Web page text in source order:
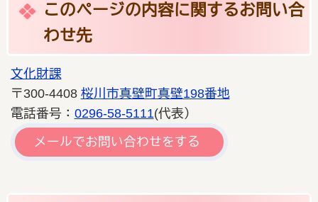
このページの内容に関するお問い合
わせ先
文化財課
〒300-4408 桜川市真壁町真壁198番地
電話番号： 0296-58-5111(代表）
メールでお問い合わせをする